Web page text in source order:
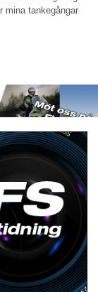
mina tankegångar